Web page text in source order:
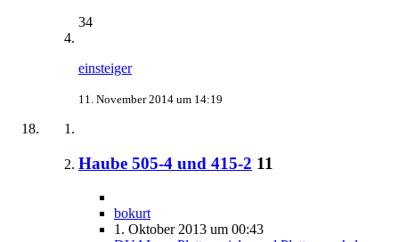
34
einsteiger
11. November 2014 um 14:19
Haube 505-4 und 415-2 11
bokurt
1. Oktober 2013 um 00:43